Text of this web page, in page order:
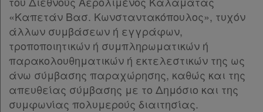
«Καπετάν Βασ. Κωνσταντακόπουλος», τυχόν
άλλων συμβάσεων ή εγγράφων,
τροποποιητικών ή συμπληρωματικών ή
παρακολουθηματικών ή εκτελεστικών της ως
άνω σύμβασης παραχώρησης, καθώς και της
απευθείας σύμβασης με το Δημόσιο και της
συμφωνίας πολυμερούς διαιτησίας.